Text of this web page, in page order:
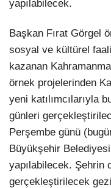
yapılabilecek.
Başkan Fırat Görgel
sosyal ve kültürel
kazanan
örnek projelerinden
yeni katılımcılarıyla
günleri
Perşembe günü
Büyükşehir
yapılabilecek. Şehrin
gerçekleştirilecek